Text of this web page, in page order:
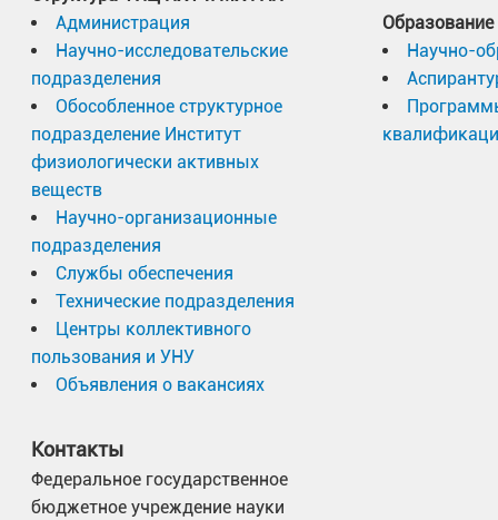
Администрация
Научно-исследовательские
подразделения
Обособленное структурное
подразделение Институт
физиологически активных
веществ
Научно-организационные
подразделения
Службы обеспечения
Технические подразделения
Центры коллективного
пользования и УНУ
Объявления о вакансиях
Образование
Научно-
Контакты
Федеральное государственное
бюджетное учреждение науки